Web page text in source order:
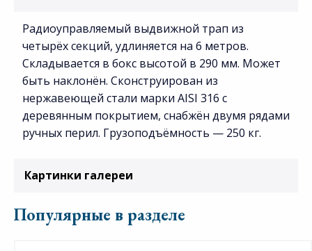
Радиоуправляемый выдвижной трап из
четырёх секций, удлиняется на 6 метров.
Складывается в бокс высотой в 290 мм. Может
быть наклонён. Сконструирован из
нержавеющей стали марки AISI 316 с
деревянным покрытием, снабжён двумя рядами
ручных перил. Грузоподъёмность — 250 кг.
Картинки галереи
Популярные в разделе